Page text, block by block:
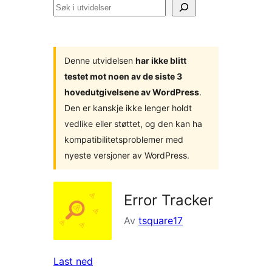
Søk
Denne utvidelsen har ikke blitt
testet mot noen av de siste 3
hovedutgivelsene av WordPress.
Den er kanskje ikke lenger holdt
vedlike eller støttet, og den kan ha
kompatibilitetsproblemer med
nyeste versjoner av WordPress.
Error Tracker
Av tsquare17
Last ned